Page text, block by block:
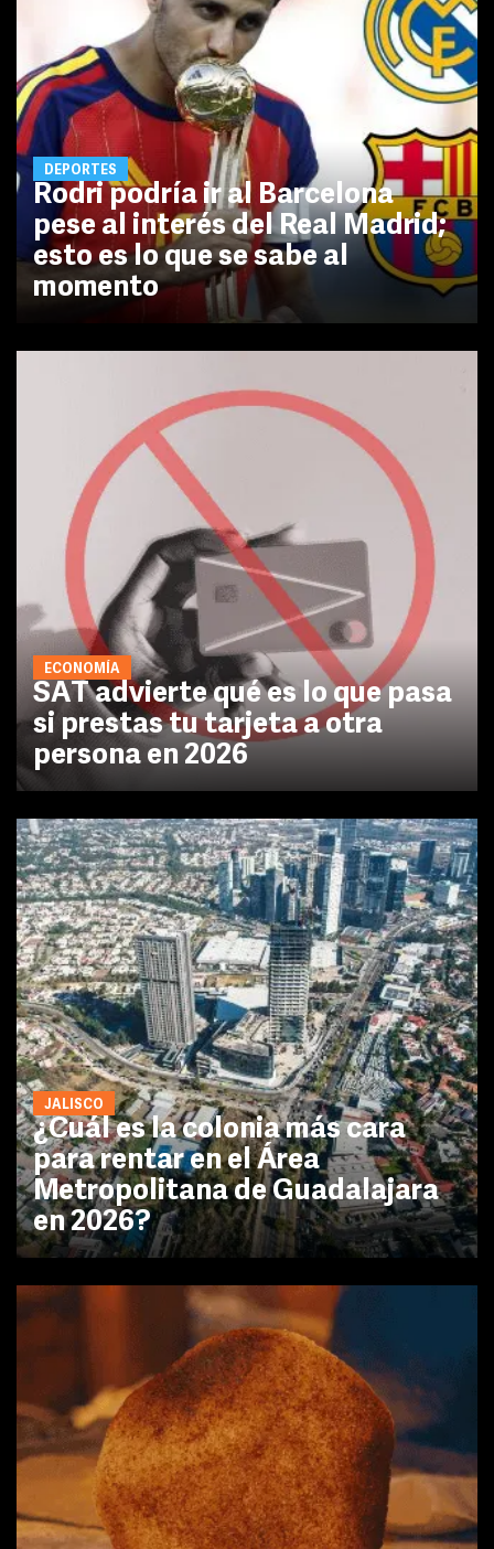
DEPORTES
Rodri podría ir al Barcelona
pese al interés del Real Madrid;
esto es lo que se sabe al
momento
ECONOMÍA
SAT advierte qué es lo que pasa
si prestas tu tarjeta a otra
persona en 2026
JALISCO
¿Cuál es la colonia más cara
para rentar en el Área
Metropolitana de Guadalajara
en 2026?